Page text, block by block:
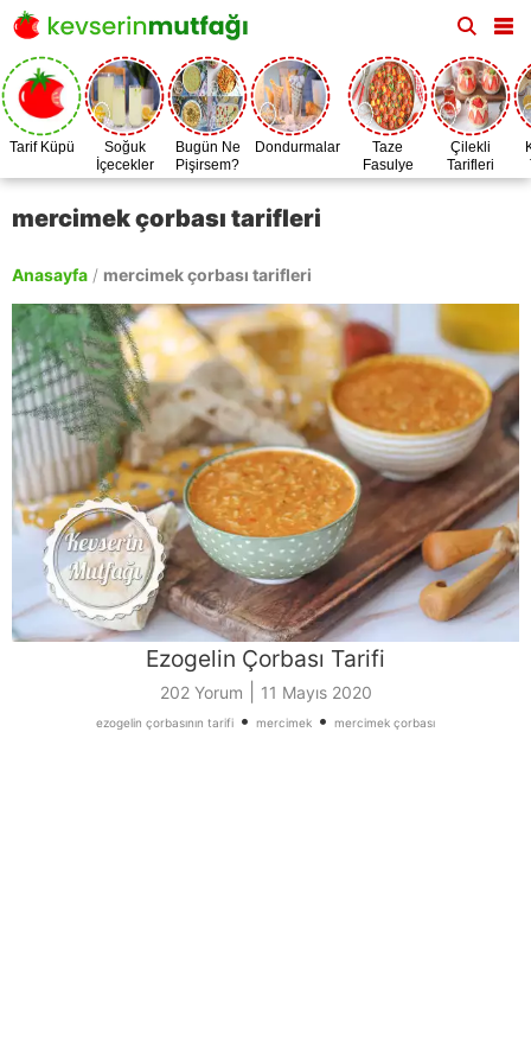
Tarif Küpü
Soğuk
İçecekler
Bugün Ne
Pişirsem?
Dondurmalar
Taze
Fasulye
Zamanı
Çilekli
Tarifleri
mercimek çorbası tarifleri
Anasayfa / mercimek çorbası tarifleri
Ezogelin Çorbası Tarifi
202 Yorum 11 Mayıs 2020
ezogelin çorbasının tarifi • mercimek • mercimek çorbası